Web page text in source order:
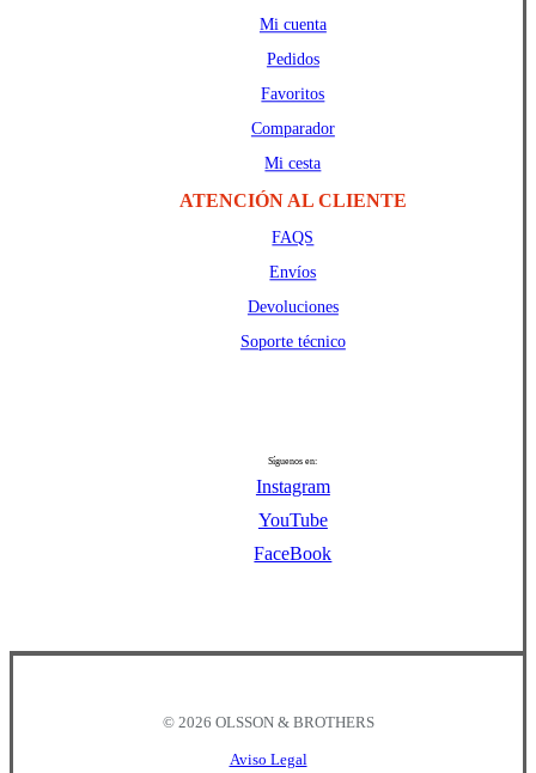
Mi cuenta
Pedidos
Favoritos
Comparador
Mi cesta
ATENCIÓN AL CLIENTE
FAQS
Envíos
Devoluciones
Soporte técnico
Síguenos en:
Instagram
YouTube
FaceBook
© 2026 OLSSON & BROTHERS
Aviso Legal